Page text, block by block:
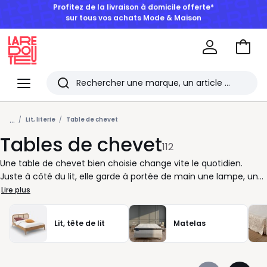
BONS PLANS | Jusqu'à -50% dès 2 articles*
Menu
Redoute
Rechercher
Les
derniers
articles
consultés
Aller
... Lit, literie Table de chevet
Tables de chevet112
Une table de chevet bien choisie change vite le quotidien.
Juste à côté du lit, elle garde à portée de main une lampe, un
livre, votre réveil ou vos essentiels du soir. Selon vos besoins,
misez sur un modèle avec tiroir pour garder la surface
dégagée, avec niche pour attraper facilement ce que vous
utilisez souvent, ou sur une version plus compacte pour les
petites chambres. Chez La Redoute, nous vous proposons des
Lire plus
Lit, tête de lit Matelas